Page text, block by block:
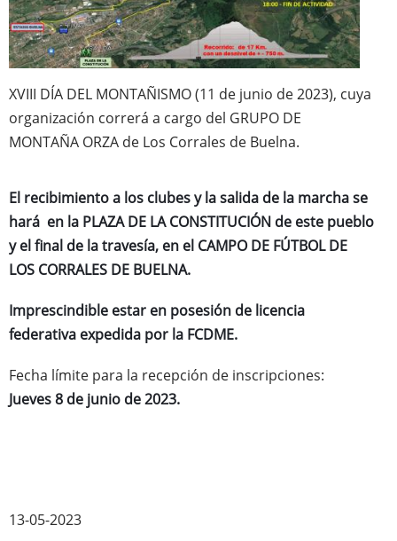
XVIII DÍA DEL MONTAÑISMO (11 de junio de 2023), cuya
organización correrá a cargo del GRUPO DE
MONTAÑA ORZA de Los Corrales de Buelna.
El recibimiento a los clubes y la salida de la marcha se
hará en la PLAZA DE LA CONSTITUCIÓN de este pueblo
y el final de la travesía, en el CAMPO DE FÚTBOL DE
LOS CORRALES DE BUELNA.
Imprescindible estar en posesión de licencia
federativa expedida por la FCDME.
Fecha límite para la recepción de inscripciones:
Jueves 8 de junio de 2023.
13-05-2023